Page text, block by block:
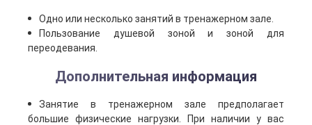
Одно или несколько занятий в тренажерном зале.
Пользование душевой зоной и зоной для
переодевания.
Дополнительная информация
Занятие в тренажерном зале предполагает
большие физические нагрузки. При наличии у вас